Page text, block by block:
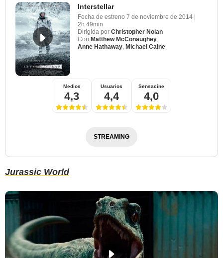
Interstellar
Fecha de estreno 7 de noviembre de 2014
2h 49min
Dirigida por Christopher Nolan
Con Matthew McConaughey,
Anne Hathaway, Michael Caine
Medios
4,3
Usuarios
4,4
Sensacine
4,0
STREAMING
Jurassic World